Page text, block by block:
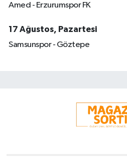
Amed - Erzurumspor FK
17 Ağustos, Pazartesi
Samsunspor - Göztepe